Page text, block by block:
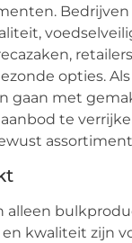
Bedrijven
opties. Als
gaan met
te
alleen
kwaliteit zijn